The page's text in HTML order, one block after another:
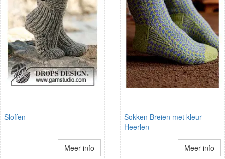
Sloffen
Meer info
Sokken Breien met kleur
Heerlen
Meer info